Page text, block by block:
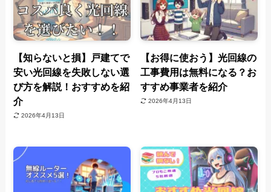
【知らないと損】戸建てで
安い光回線を失敗しない選
び方を解説！おすすめを紹
介
2026年4月13日
【お得に使おう】光回線の
工事費用は無料になる？お
すすめ事業者を紹介
2026年4月13日